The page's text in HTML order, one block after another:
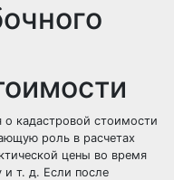
кадастровой стоимости
роль в расчетах
цены во время
и т. д. Если после